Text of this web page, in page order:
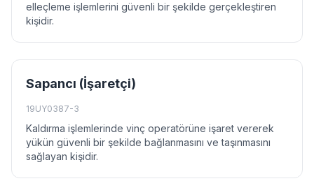
elleçleme işlemlerini güvenli bir şekilde gerçekleştiren
kişidir.
Sapancı (İşaretçi)
19UY0387-3
Kaldırma işlemlerinde vinç operatörüne işaret vererek
yükün güvenli bir şekilde bağlanmasını ve taşınmasını
sağlayan kişidir.